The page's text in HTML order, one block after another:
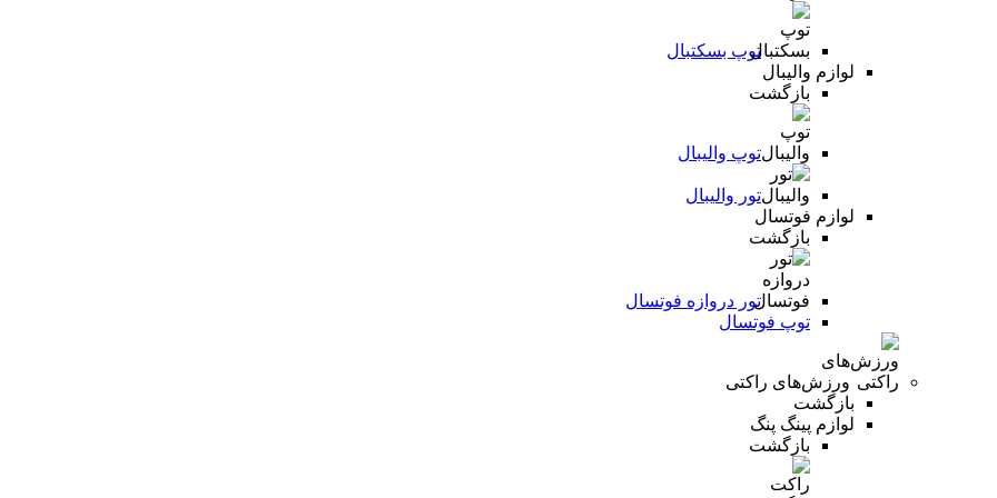
توپ بسکتبال
لوازم والیبال
بازگشت
توپ والیبال
تور والیبال
لوازم فوتسال
بازگشت
تور دروازه فوتسال
توپ فوتسال
ورزش‌های راکتی
بازگشت
لوازم پینگ پنگ
بازگشت